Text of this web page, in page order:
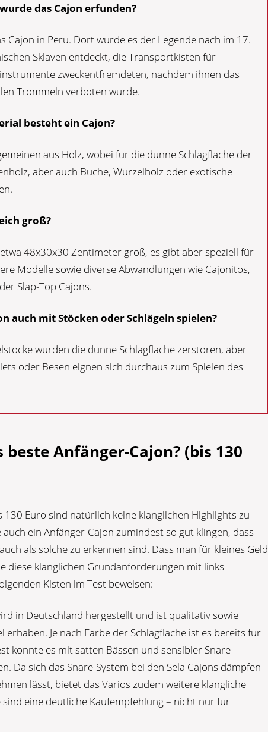
das Cajon erfunden?
Cajon in Peru. Dort wurde es der Legende nach im 17.
Sklaven entdeckt, die Transportkisten für
zweckentfremdeten, nachdem ihnen das
Trommeln verboten wurde.
besteht ein Cajon?
aus Holz, wobei für die dünne Schlagfläche der
aber auch Buche, Wurzelholz oder exotische
groß?
48x30x30 Zentimeter groß, es gibt aber speziell für
Modelle sowie diverse Abwandlungen wie Cajonitos,
Slap-Top Cajons.
auch mit Stöcken oder Schlägeln spielen?
würden die dünne Schlagfläche zerstören, aber
oder Besen eignen sich durchaus zum Spielen des
beste Anfänger-Cajon? (bis 130
130 Euro sind natürlich keine klanglichen Highlights zu
ein Anfänger-Cajon zumindest so gut klingen, dass
als solche zu erkennen sind. Dass man für kleines Geld
diese klanglichen Grundanforderungen mit links
Kisten im Test beweisen:
in Deutschland hergestellt und ist qualitativ sowie
erhaben. Je nach Farbe der Schlagfläche ist es bereits für
konnte es mit satten Bässen und sensibler Snare-
Da sich das Snare-System bei den Sela Cajons dämpfen
lässt, bietet das Varios zudem weitere klangliche
eine deutliche Kaufempfehlung – nicht nur für